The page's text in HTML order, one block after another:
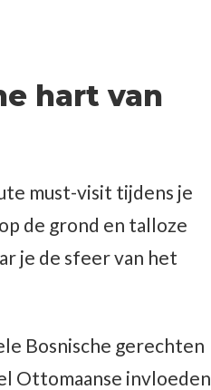
hart van
must-visit tijdens je
de grond en talloze
je de sfeer van het
Bosnische gerechten
Ottomaanse invloeden